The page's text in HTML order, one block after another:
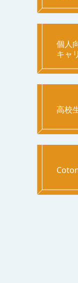
個人
キャ
高校